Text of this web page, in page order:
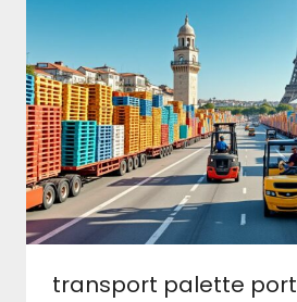
transport palette